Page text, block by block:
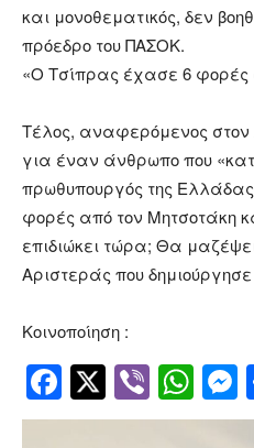
και μονοθεματικός, δεν
πρόεδρο του ΠΑΣΟΚ.
«Ο Τσίπρας έχασε 6 φορές
Τέλος, αναφερόμενος
για έναν άνθρωπο που
πρωθυπουργός της
φορές από τον Μητσοτάκη
επιδιώκει τώρα; Θα
Αριστεράς που δημιούργησε
Κοινοποίηση :
Facebook
Twitter
Viber